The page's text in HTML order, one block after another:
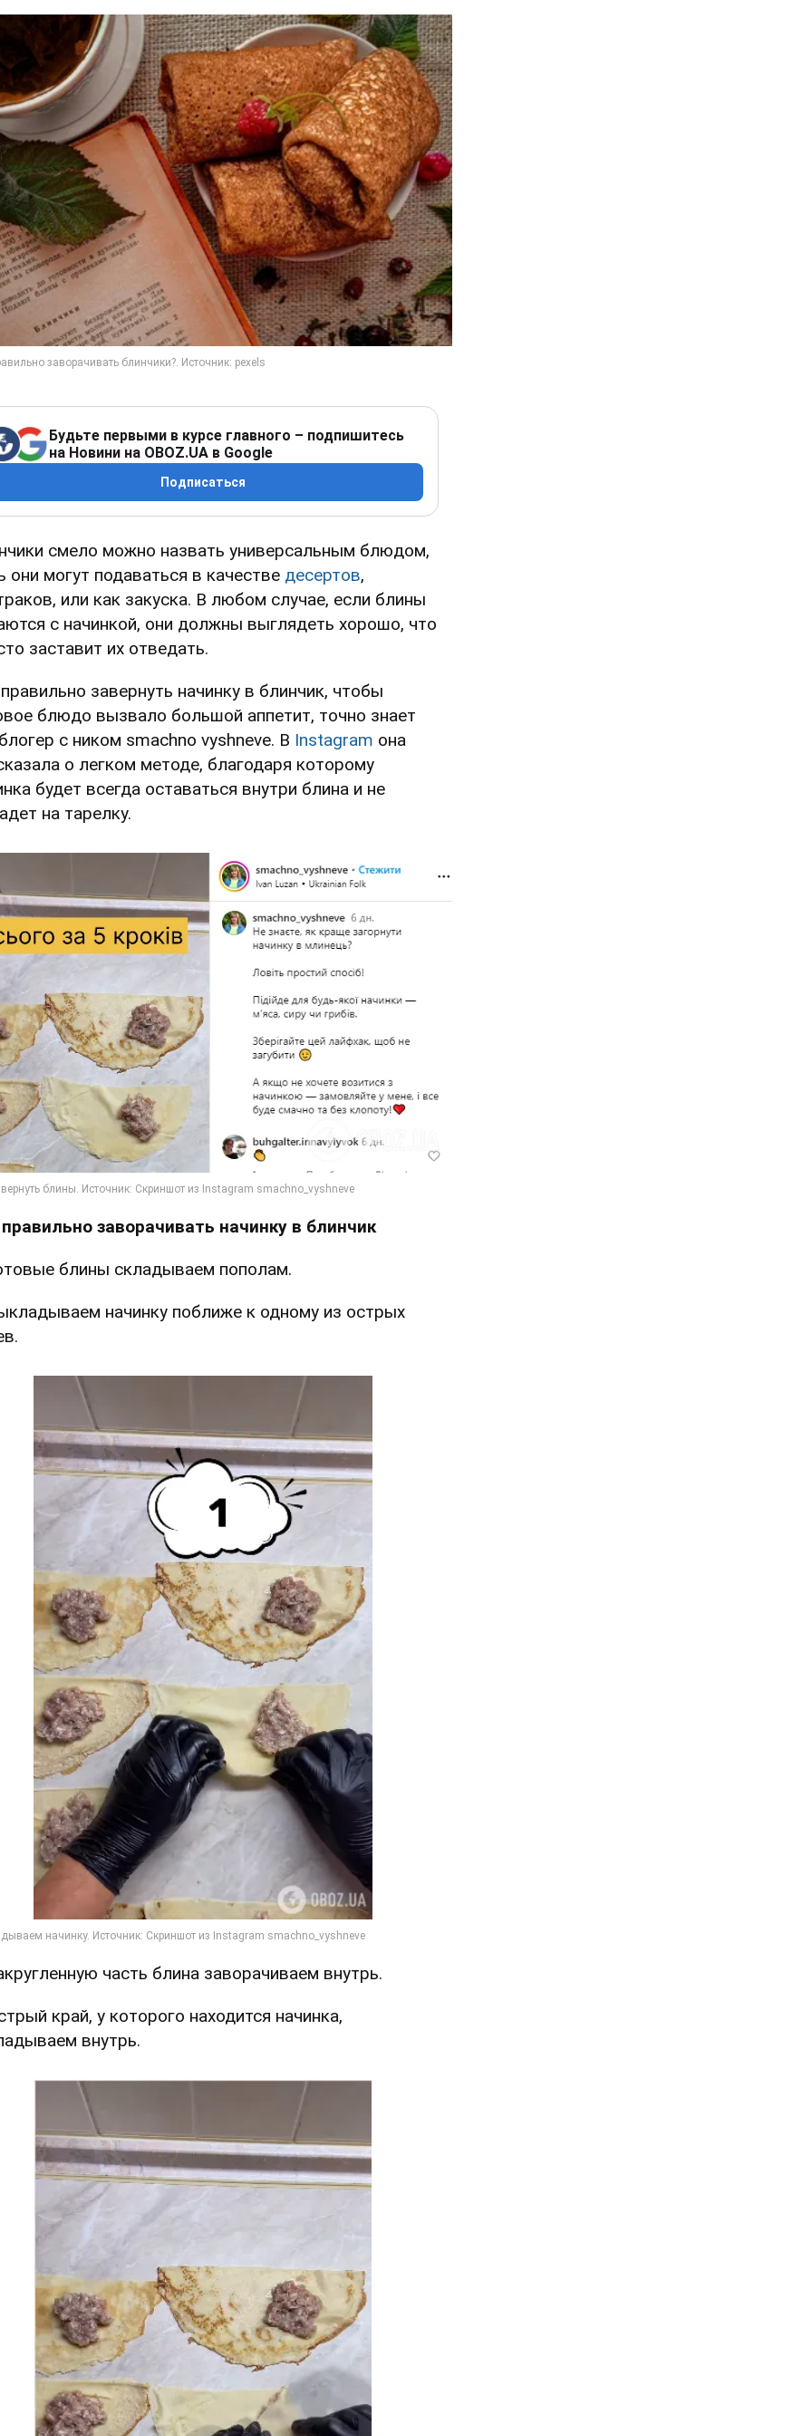
Будьте первыми в курсе главного – подпишитесь
на Новини на OBOZ.UA в Google
Подписаться
смело можно назвать универсальным блюдом,
они могут подаваться в качестве десертов,
или как закуска. В любом случае, если блины
с начинкой, они должны выглядеть хорошо, что
заставит их отведать.
завернуть начинку в блинчик, чтобы
блюдо вызвало большой аппетит, точно знает
с ником smachno vyshneve. В Instagram она
о легком методе, благодаря которому
будет всегда оставаться внутри блина и не
на тарелку.
заворачивать начинку в блинчик
блины складываем пополам.
начинку поближе к одному из острых
часть блина заворачиваем внутрь.
край, у которого находится начинка,
внутрь.